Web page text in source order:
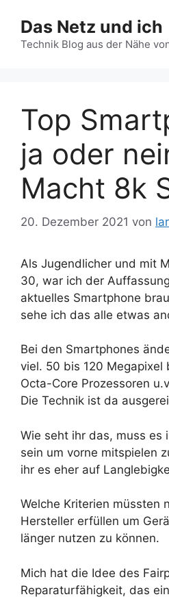
Inhalt
springen
Das Netz und ich
Technik Blog aus der Nähe
Top
ja oder
Macht 8k
20. Dezember 2021 von
Als Jugendlicher und mit
30, war ich der
aktuelles Smartphone
sehe ich das alle etwas
Bei den Smartphones
viel. 50 bis 120 Megapixel
Octa-Core Prozessoren
Die Technik ist da
Wie seht ihr das, muss es
sein um vorne mitspielen
ihr es eher auf
Welche Kriterien müssten
Hersteller erfüllen um
länger nutzen zu können.
Mich hat die Idee des
Reparaturfähigkeit, das